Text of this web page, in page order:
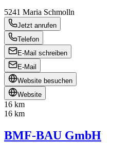
5241 Maria Schmolln
Jetzt anrufen
Telefon
E-Mail schreiben
E-Mail
Website besuchen
Website
16 km
16 km
BMF-BAU GmbH